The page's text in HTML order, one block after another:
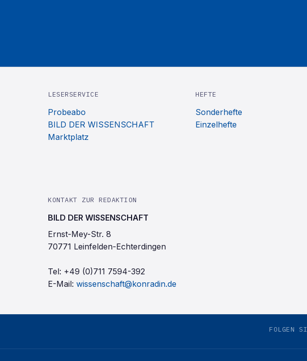
LESERSERVICE
Probeabo
BILD DER WISSENSCHAFT
Marktplatz
HEFTE
Sonderhefte
Einzelhefte
KONTAKT ZUR REDAKTION
BILD DER WISSENSCHAFT
Ernst-Mey-Str. 8
70771 Leinfelden-Echterdingen
Tel: +49 (0)711 7594-392
E-Mail: wissenschaft@konradin.de
FOLGEN